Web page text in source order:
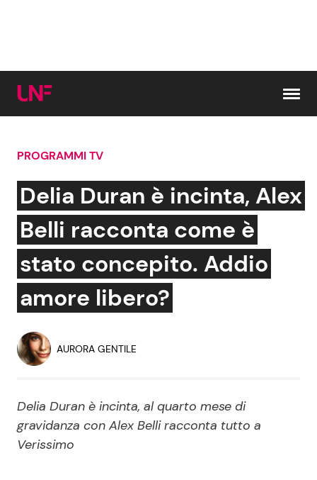
Cerca:
News e Cronaca
Attualità Italiana
Economia
Persone Scomparse
Politica
Gossip e TV
Bellezze VIP
Coppie VIP
Reality e Talent
PROGRAMMI TV
Delia Duran è incinta, Alex
Belli racconta come è
stato concepito. Addio
amore libero?
AURORA GENTILE
Delia Duran è incinta, al quarto mese di
gravidanza con Alex Belli racconta tutto a
Verissimo